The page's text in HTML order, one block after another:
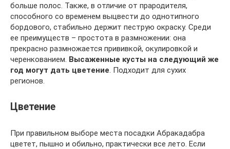
больше полос. Также, в отличие от прародителя,
способного со временем выцвести до однотипного
бордового, стабильно держит пеструю окраску. Среди
ее преимуществ – простота в размножении: она
прекрасно размножается прививкой, окулировкой и
черенкованием. Высаженные кусты на следующий же
год могут дать цветение. Подходит для сухих
регионов.
Цветение
При правильном выборе места посадки Абракадабра
цветет, пышно и обильно, практически все лето. Если